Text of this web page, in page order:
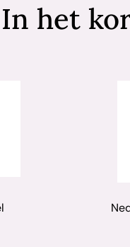
In het